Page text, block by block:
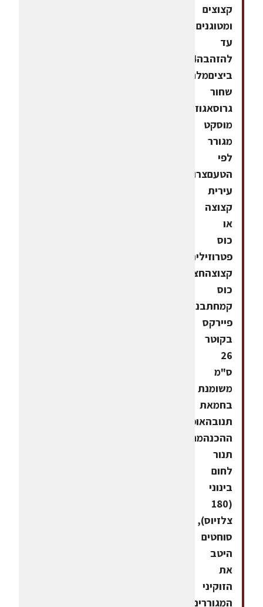
קצוצים
ומטוגנים
עד
להזהבה4
ביציםמלחפלפל
שחור
גרוסאגוז
מוסקט
מגורר
לפי
הטעםצרור
עירית
קצוצה
או
כוס
פטרוזיליה
קצוצהחצי
כוס
קמחתבנית
פיירקס
בקוטר
26
ס"מ
משומנת
בחמאת
תנובהאופן
ההכנהמחממים
תנור
לחום
בינוני
(180
צלזיוס),
סוחטים
היטב
את
הזוקיני
המגוררים